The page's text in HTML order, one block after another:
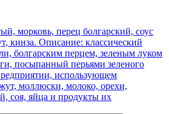
морковь, перец болгарский, соус
кинза. Описание: классический
болгарским перцем, зеленым луком
посыпанный перьями зеленого
использующем
моллюски, молоко, орехи,
соя, яйца и продукты их